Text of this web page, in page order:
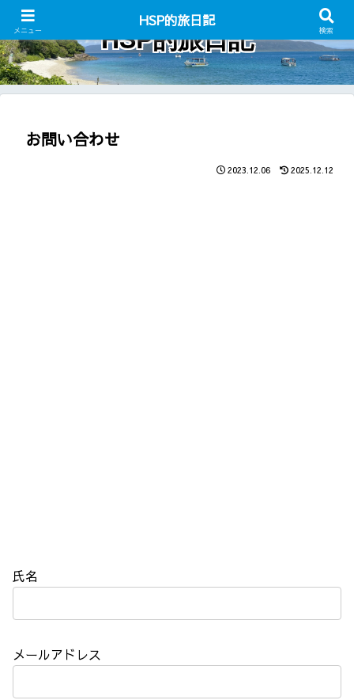
HSP的旅日記
お問い合わせ
2023.12.06 2025.12.12
氏名
メールアドレス
メニュー
HSP的旅日記
検索